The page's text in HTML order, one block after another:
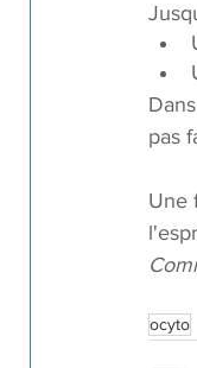
pas
Une
ocyto